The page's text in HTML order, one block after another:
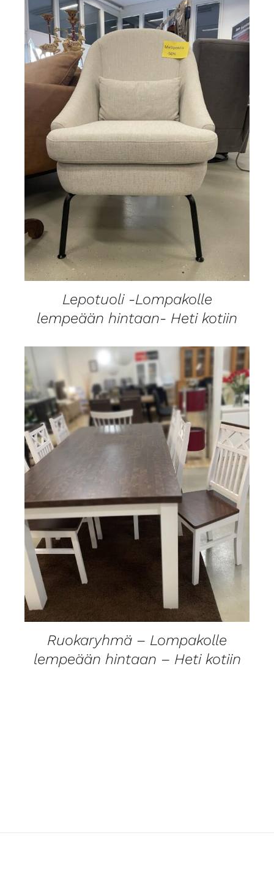
LISÄTIEDOT
Lepotuoli -Lompakolle
lempeään hintaan- Heti kotiin
LISÄTIEDOT
Ruokaryhmä – Lompakolle
lempeään hintaan – Heti kotiin